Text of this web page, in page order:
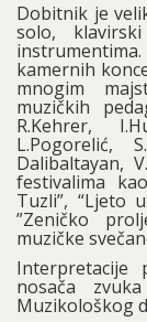
Dobitnik je
solo,
kamernih
mnogim
muzičkih
R.Kehrer,
L.Pogorelić,
Dalibaltayan,
festivalima
Tuzli”, “Ljeto
”Zeničko
muzičke
Interpretacije
nosača
Muzikološkog